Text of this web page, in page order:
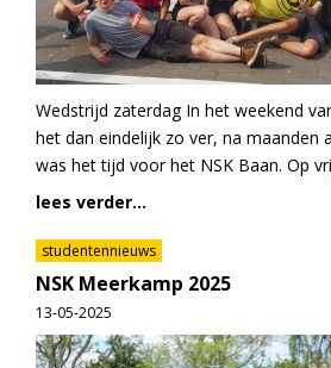
Wedstrijd zaterdag In het weekend
het dan eindelijk zo ver, na maanden
was het tijd voor het NSK Baan. Op
lees verder...
studentennieuws
NSK Meerkamp 2025
13-05-2025